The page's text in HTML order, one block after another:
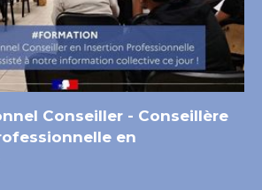
Conseiller - Conseillère
en